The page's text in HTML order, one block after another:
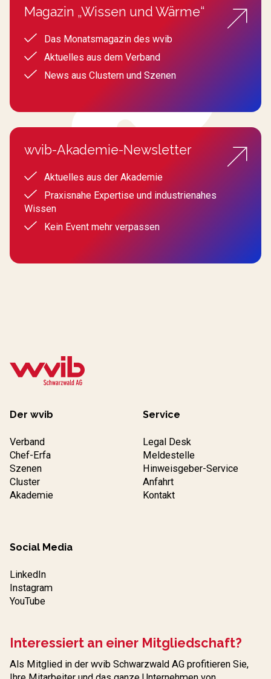
Magazin „Wissen und Wärme“
Das Monatsmagazin des wvib
Aktuelles aus dem Verband
News aus Clustern und Szenen
wvib-Akademie-Newsletter
Aktuelles aus der Akademie
Praxisnahe Expertise und industrienahes
Wissen
Kein Event mehr verpassen
Der wvib
Verband
Chef-Erfa
Szenen
Cluster
Akademie
Service
Legal Desk
Meldestelle
Hinweisgeber-Service
Anfahrt
Kontakt
Social Media
LinkedIn
Instagram
YouTube
Interessiert an einer Mitgliedschaft?
Als Mitglied in der wvib Schwarzwald AG profitieren Sie,